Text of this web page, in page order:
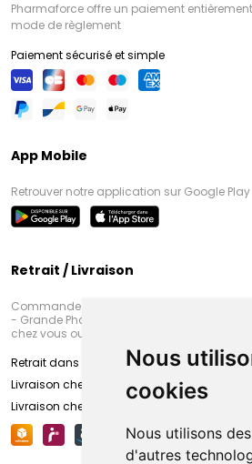
Nous
cookies
Nous utilisons
d'autres
Pharmaforce offre un paiement
mode de règlement
Paiement sécurisé et simple
App Mobile
Retrouver notre application sur Google Play
Retrait / Livraison
Commandez en ligne et venez chercher
- Grande Pharmacie d’Amiens (Fachon)
chez vous ou en point retrait
Retrait dans la pharmacie d’Amiens
Livraison chez vous
Livraison chez votre commerçant